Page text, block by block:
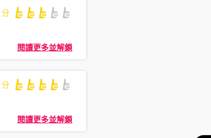
分
閱讀更多並解鎖
分
閱讀更多並解鎖